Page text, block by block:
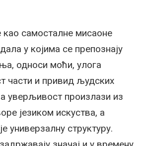
као самосталне мисаоне
у којима се препознају
односи моћи, улога
части и привид људских
уверљивост произлази из
језиком искуства, а
универзалну структуру.